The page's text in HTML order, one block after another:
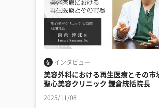
インタビュー
美容外科における再生医療とその市
聖心美容クリニック 鎌倉統括院長
2025/11/08